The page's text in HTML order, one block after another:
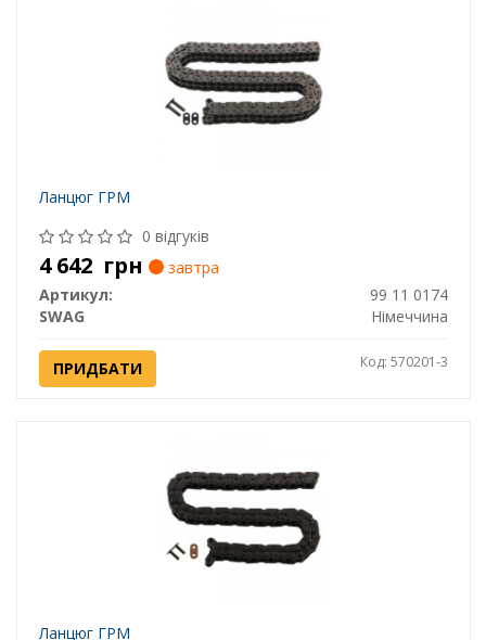
Ланцюг ГРМ
0 відгуків
4 642 грн
завтра
Артикул:
99 11 0174
SWAG
Німеччина
ПРИДБАТИ Код: 570201-3
Ланцюг ГРМ